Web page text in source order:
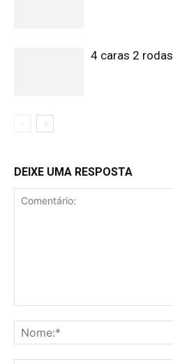
4 caras 2 rodas
DEIXE UMA RESPOSTA